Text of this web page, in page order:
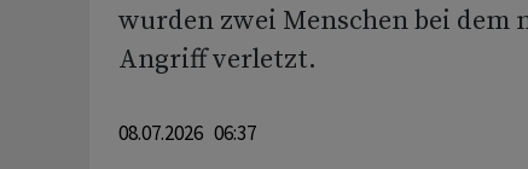
wurden zwei Menschen bei dem
Angriff verletzt.
08.07.2026 06:37